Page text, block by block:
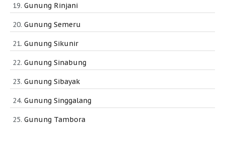
Gunung Rinjani
Gunung Semeru
Gunung Sikunir
Gunung Sinabung
Gunung Sibayak
Gunung Singgalang
Gunung Tambora